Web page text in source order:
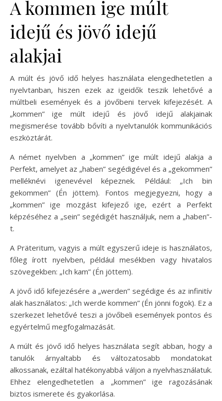
A kommen ige múlt
idejű és jövő idejű
alakjai
A múlt és jövő idő helyes használata elengedhetetlen a
nyelvtanban, hiszen ezek az igeidők teszik lehetővé a
múltbeli események és a jövőbeni tervek kifejezését. A
„kommen” ige múlt idejű és jövő idejű alakjainak
megismerése tovább bővíti a nyelvtanulók kommunikációs
eszköztárát.
A német nyelvben a „kommen” ige múlt idejű alakja a
Perfekt, amelyet az „haben” segédigével és a „gekommen”
melléknévi igenevével képeznek. Például: „Ich bin
gekommen” (Én jöttem). Fontos megjegyezni, hogy a
„kommen” ige mozgást kifejező ige, ezért a Perfekt
képzéséhez a „sein” segédigét használjuk, nem a „haben”-
t.
A Präteritum, vagyis a múlt egyszerű ideje is használatos,
főleg írott nyelvben, például mesékben vagy hivatalos
szövegekben: „Ich kam” (Én jöttem).
A jövő idő kifejezésére a „werden” segédige és az infinitív
alak használatos: „Ich werde kommen” (Én jönni fogok). Ez a
szerkezet lehetővé teszi a jövőbeli események pontos és
egyértelmű megfogalmazását.
A múlt és jövő idő helyes használata segít abban, hogy a
tanulók árnyaltabb és változatosabb mondatokat
alkossanak, ezáltal hatékonyabbá váljon a nyelvhasználatuk.
Ehhez elengedhetetlen a „kommen” ige ragozásának
biztos ismerete és gyakorlása.